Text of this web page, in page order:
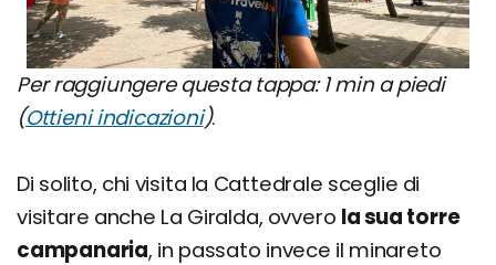
Per raggiungere questa tappa: 1 min a piedi
(Ottieni indicazioni).
Di solito, chi visita la Cattedrale sceglie di
visitare anche La Giralda, ovvero la sua torre
campanaria, in passato invece il minareto